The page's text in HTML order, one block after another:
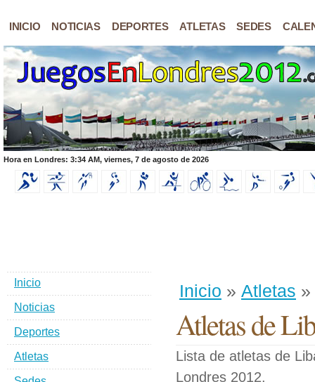
INICIO NOTICIAS DEPORTES ATLETAS SEDES
Hora en Londres: 3:34 AM, viernes, 7 de agosto de 2026
Inicio » Atletas »
Atletas de
Lista de atletas de
Londres 2012.
Inicio
Noticias
Deportes
Atletas